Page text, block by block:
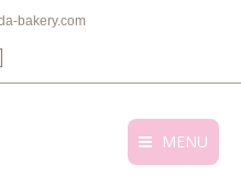
bakery.com
MENU